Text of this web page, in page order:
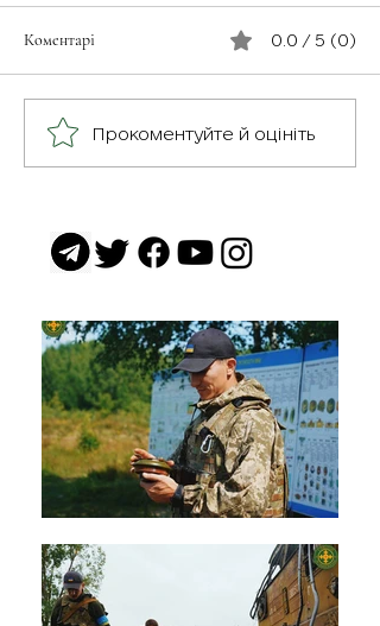
Герої серед нас: медик
Хітмен
Коментарі 0.0 / 5 (0)
Прокоментуйте й оцініть